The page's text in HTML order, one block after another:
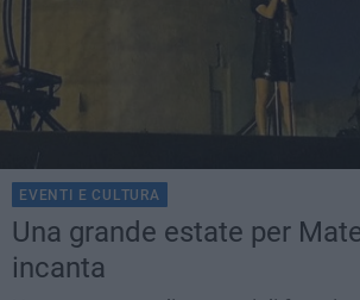
EVENTI E CULTURA
Una grande estate per
incanta